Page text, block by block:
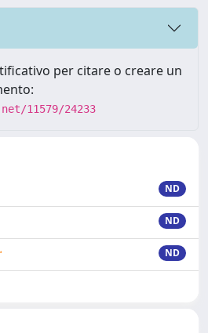
per citare o creare un
11579/24233
ND
ND
ND